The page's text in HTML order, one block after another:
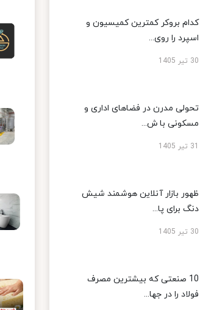
کدام بروکر کمترین کمیسیون و
اسپرد را روی...
30 تیر 1405
تحولی مدرن در فضاهای اداری و
مسکونی با ش...
31 تیر 1405
ظهور بازار آنلاین هوشمند شیش
دنگ برای پا...
30 تیر 1405
10 صنعتی که بیشترین مصرف
فولاد را در جها...